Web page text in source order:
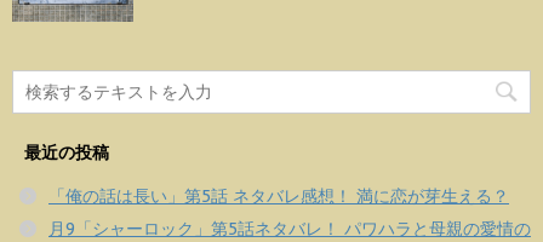
最近の投稿
「俺の話は長い」第5話 ネタバレ感想！ 満に恋が芽生える？
月9「シャーロック」第5話ネタバレ！ パワハラと母親の愛情の